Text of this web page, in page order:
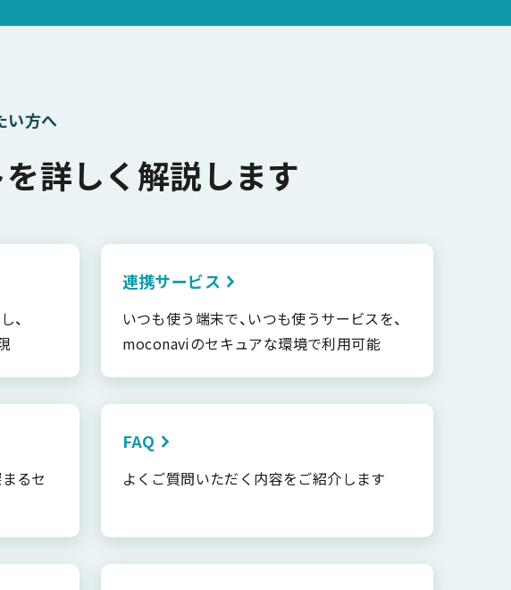
い方へ
詳しく解説します
、
連携サービス
いつも使う端末で、いつも使うサービスを、
moconaviのセキュアな環境で利用可能
るセ
FAQ
よくご質問いただく内容をご紹介します